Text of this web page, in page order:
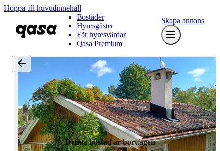
Hoppa till huvudinnehåll
Bostäder
Hyresgäster
För hyresvärdar
Qasa Premium
Skapa annons
Denna bostad är borttagen